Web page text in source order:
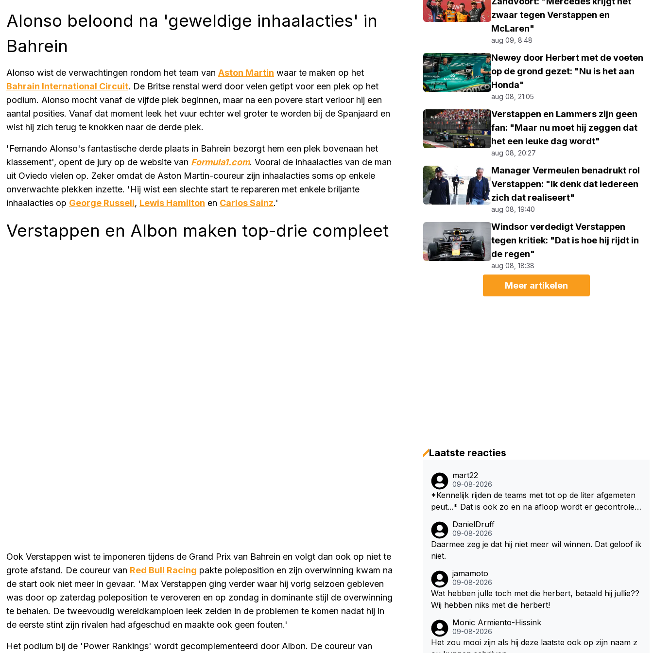
Alonso beloond na 'geweldige inhaalacties' in
Bahrein
Alonso wist de verwachtingen rondom het team van Aston Martin waar te maken op het
Bahrain International Circuit. De Britse renstal werd door velen getipt voor een plek op het
podium. Alonso mocht vanaf de vijfde plek beginnen, maar na een povere start verloor hij een
aantal posities. Vanaf dat moment leek het vuur echter wel groter te worden bij de Spanjaard en
wist hij zich terug te knokken naar de derde plek.
'Fernando Alonso's fantastische derde plaats in Bahrein bezorgt hem een plek bovenaan het
klassement', opent de jury op de website van Formula1.com. Vooral de inhaalacties van de man
uit Oviedo vielen op. Zeker omdat de Aston Martin-coureur zijn inhaalacties soms op enkele
onverwachte plekken inzette. 'Hij wist een slechte start te repareren met enkele briljante
inhaalacties op George Russell, Lewis Hamilton en Carlos Sainz.'
Verstappen en Albon maken top-drie compleet
Ook Verstappen wist te imponeren tijdens de Grand Prix van Bahrein en volgt dan ook op niet te
grote afstand. De coureur van Red Bull Racing pakte poleposition en zijn overwinning kwam na
de start ook niet meer in gevaar. 'Max Verstappen ging verder waar hij vorig seizoen gebleven
was door op zaterdag poleposition te veroveren en op zondag in dominante stijl de overwinning
te behalen. De tweevoudig wereldkampioen leek zelden in de problemen te komen nadat hij in
de eerste stint zijn rivalen had afgeschud en maakte ook geen fouten.'
Het podium bij de 'Power Rankings' wordt gecomplementeerd door Albon. De coureur van
zwaar tegen Verstappen en
McLaren"
aug 09, 8:48
Newey door Herbert met de voeten
op de grond gezet: "Nu is het aan
Honda"
aug 08, 21:05
Verstappen en Lammers zijn geen
fan: "Maar nu moet hij zeggen dat
het een leuke dag wordt"
aug 08, 20:27
Manager Vermeulen benadrukt rol
Verstappen: "Ik denk dat iedereen
zich dat realiseert"
aug 08, 19:40
Windsor verdedigt Verstappen
tegen kritiek: "Dat is hoe hij rijdt in
de regen"
aug 08, 18:38
Meer artikelen
Laatste reacties
mart22
09-08-2026
*Kennelijk rijden de teams met tot op de liter afgemeten
peut...* Dat is ook zo en na afloop wordt er gecontrolee
e reden is Vettel ooit gediskwalificeerd. Je hoort soms oo
k wel eens dat ze brandstoof moeten sparen als de race
engineer denkt dat ze die ene liter niet gaan halen. Je zo
aar bijv. 5 liter en dan die ronden achter SC niet mee te t
ellen. Na x ronden SC moet er na afloop niet nog 5 maa
r x liter inzitten.
DanielDruff
09-08-2026
Daarmee zeg je dat hij niet meer wil winnen. Dat geloof ik
niet.
jamamoto
09-08-2026
Wat hebben julle toch met die herbert, betaald hij jullie??
Wij hebben niks met die herbert!
Monic Armiento-Hissink
09-08-2026
Het zou mooi zijn als hij deze laatste ook op zijn naam z